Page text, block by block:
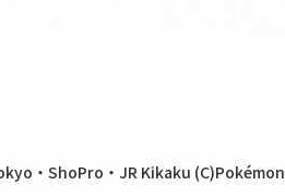
・ShoPro・JR Kikaku (C)Pokémon